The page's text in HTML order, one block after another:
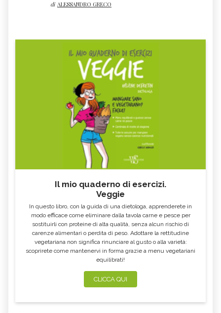
di ALESSANDRO GRECO
Il mio quaderno di esercizi.
Veggie
In questo libro, con la guida di una dietologa, apprenderete in
modo efficace come eliminare dalla tavola carne e pesce per
sostituirli con proteine di alta qualità, senza alcun rischio di
carenze alimentari o perdita di peso. Adottare la rettitudine
vegetariana non significa rinunciare al gusto o alla varietà:
scoprirete come mantenervi in forma grazie a menu vegetariani
equilibrati!
CLICCA QUI